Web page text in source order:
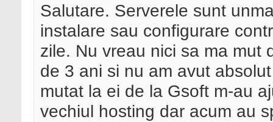
Salutare. Serverele sunt
instalare sau configurare
zile. Nu vreau nici sa ma mut
de 3 ani si nu am avut
mutat la ei de la Gsoft m-au
vechiul hosting dar acum au